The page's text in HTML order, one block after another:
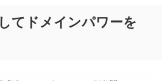
てドメインパワーを